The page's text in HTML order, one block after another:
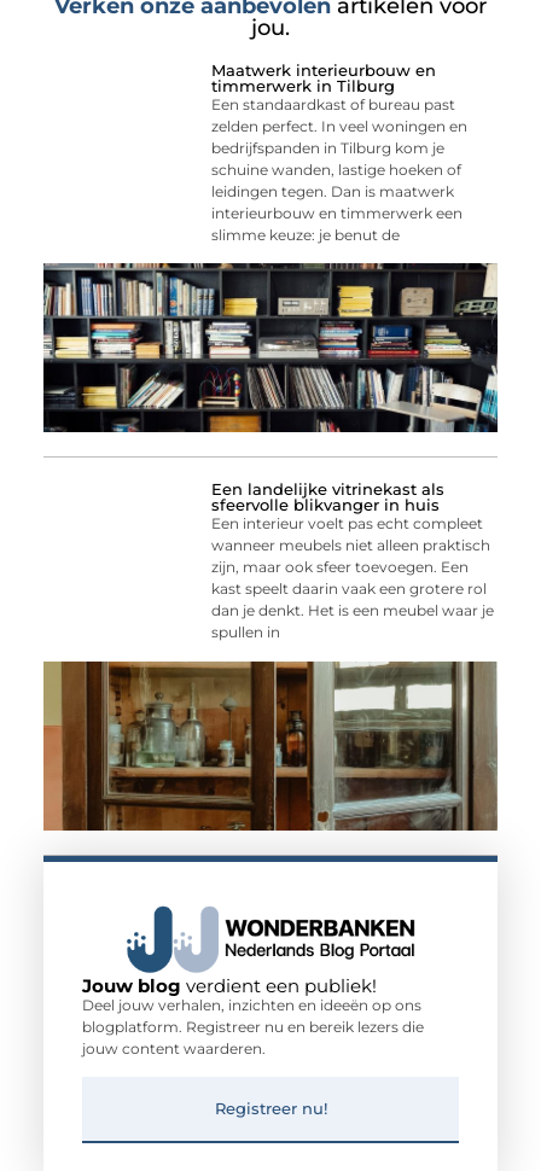
Verken onze aanbevolen artikelen voor
jou.
Maatwerk interieurbouw en
timmerwerk in Tilburg
Een standaardkast of bureau past
zelden perfect. In veel woningen en
bedrijfspanden in Tilburg kom je
schuine wanden, lastige hoeken of
leidingen tegen. Dan is maatwerk
interieurbouw en timmerwerk een
slimme keuze: je benut de
Een landelijke vitrinekast als
sfeervolle blikvanger in huis
Een interieur voelt pas echt compleet
wanneer meubels niet alleen praktisch
zijn, maar ook sfeer toevoegen. Een
kast speelt daarin vaak een grotere rol
dan je denkt. Het is een meubel waar je
spullen in
Jouw blog verdient een publiek!
Deel jouw verhalen, inzichten en ideeën op ons
blogplatform. Registreer nu en bereik lezers die
jouw content waarderen.
Registreer nu!